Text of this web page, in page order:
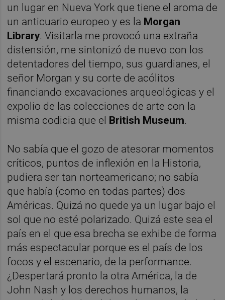
un lugar en Nueva York que tiene el aroma de
un anticuario europeo y es la Morgan
Library. Visitarla me provocó una extraña
distensión, me sintonizó de nuevo con los
detentadores del tiempo, sus guardianes, el
señor Morgan y su corte de acólitos
financiando excavaciones arqueológicas y el
expolio de las colecciones de arte con la
misma codicia que el British Museum.
No sabía que el gozo de atesorar momentos
críticos, puntos de inflexión en la Historia,
pudiera ser tan norteamericano; no sabía
que había (como en todas partes) dos
Américas. Quizá no quede ya un lugar bajo el
sol que no esté polarizado. Quizá este sea el
país en el que esa brecha se exhibe de forma
más espectacular porque es el país de los
focos y el escenario, de la performance.
¿Despertará pronto la otra América, la de
John Nash y los derechos humanos, la